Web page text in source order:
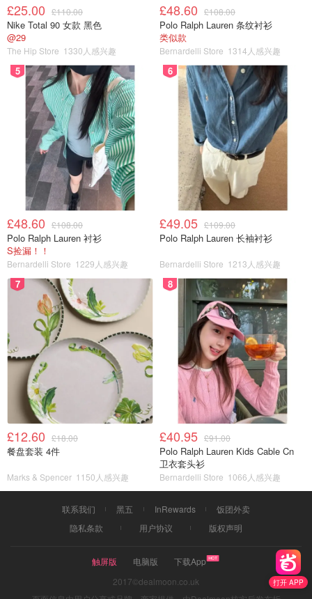
打开 APP
£25.00 £110.00
Nike Total 90 女款 黑色
@29
The Hip Store 1330人感兴趣
£48.60 £108.00
Polo Ralph Lauren 条纹衬衫
类似款
Bernardelli Store 1314人感兴趣
5
£48.60 £108.00
Polo Ralph Lauren 衬衫
S捡漏！！
Bernardelli Store 1229人感兴趣
6
£49.05 £109.00
Polo Ralph Lauren 长袖衬衫
Bernardelli Store 1213人感兴趣
7
£12.60 £18.00
餐盘套装 4件
Marks & Spencer 1150人感兴趣
8
£40.95 £91.00
Polo Ralph Lauren Kids Cable Cn
卫衣套头衫
Bernardelli Store 1066人感兴趣
联系我们 黑五 InRewards
饭团外卖
隐私条款
用户协议 版权声明
触屏版 电脑版
下载App
2017©dealmoon.co.uk